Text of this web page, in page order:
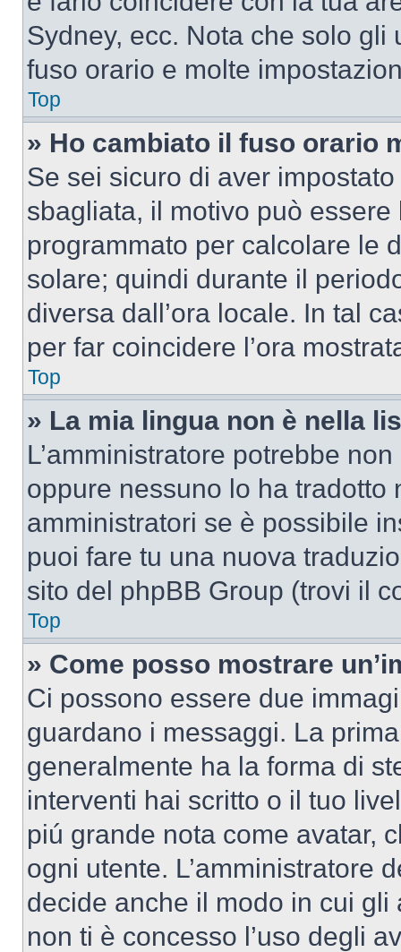
Sydney, ecc. Nota che solo
fuso orario e molte
Top
» Ho cambiato il fuso orario
Se sei sicuro di aver
sbagliata, il motivo può essere
programmato per calcolare le
solare; quindi durante il
diversa dall’ora locale. In tal
per far coincidere l’ora
Top
» La mia lingua non è nella
L’amministratore potrebbe
oppure nessuno lo ha
amministratori se è possibile
puoi fare tu una nuova
sito del phpBB Group (trovi il
Top
» Come posso mostrare
Ci possono essere due
guardano i messaggi. La
generalmente ha la forma di
interventi hai scritto o il tuo
piú grande nota come avatar,
ogni utente. L’amministratore
decide anche il modo in cui
non ti è concesso l’uso degli